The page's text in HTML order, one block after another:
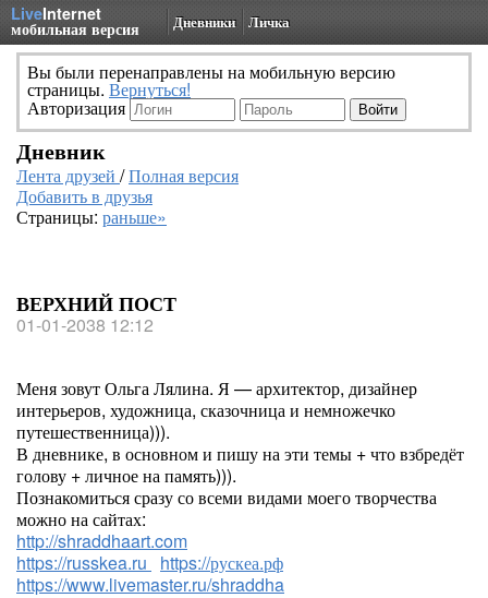
LiveInternet
мобильная версия Дневники Личка
Вы были перенаправлены на мобильную версию
страницы. Вернуться!
Авторизация
Дневник
Лента друзей /Полная версия
Добавить в друзья
Страницы: раньше»
ВЕРХНИЙ ПОСТ
01-01-2038 12:12
Меня зовут Ольга Лялина. Я — архитектор, дизайнер
интерьеров, художница, сказочница и немножечко
путешественница))).
В дневнике, в основном и пишу на эти темы + что взбредёт
голову + личное на память))).
Познакомиться сразу со всеми видами моего творчества
можно на сайтах:
http://shraddhaart.com
https://russkea.ru
https://рускеа.рф
https://www.livemaster.ru/shraddha